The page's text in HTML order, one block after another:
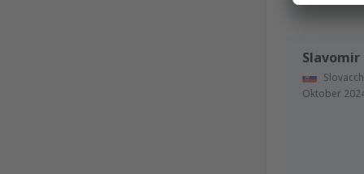
Slavomir
Oktober